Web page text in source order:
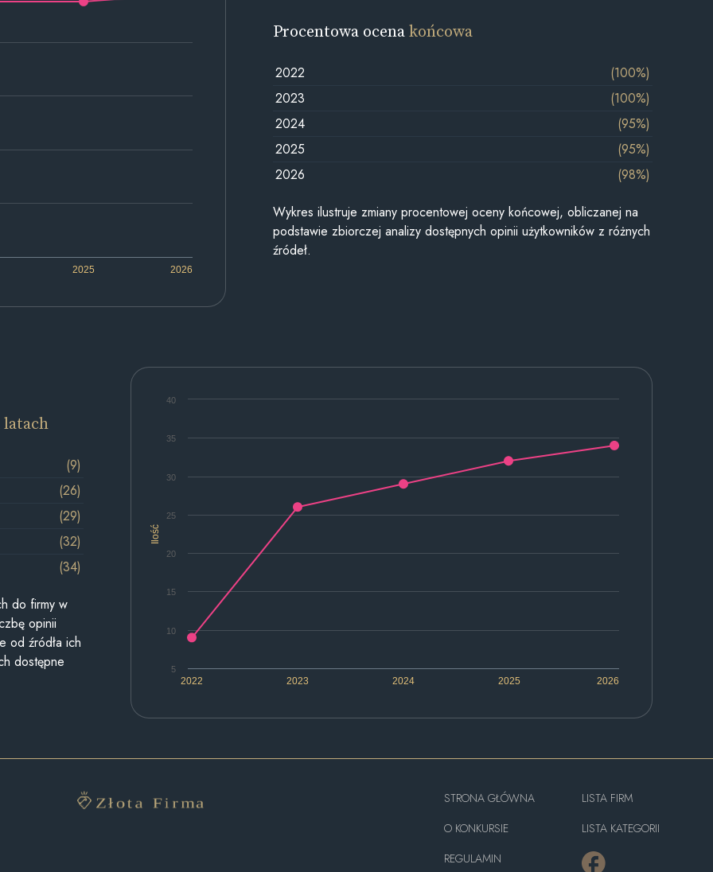
2025 2026
Procentowa ocenakońcowa
2022
(100%)
2023
(100%)
2024
(95%)
2025
(95%)
2026
(98%)
Wykres ilustruje zmiany procentowej oceny końcowej, obliczanej na
podstawie zbiorczej analizy dostępnych opinii użytkowników z różnych
źródeł.
Ilość
2022 2023 2024 2025 2026
5
10
15
20
25
30
35
40
latach
(9)
(26)
(29)
(32)
(34)
do firmy w
opinii
od źródła ich
dostępne
STRONA GŁÓWNA
O KONKURSIE
REGULAMIN
LISTA FIRM
LISTA KATEGORII